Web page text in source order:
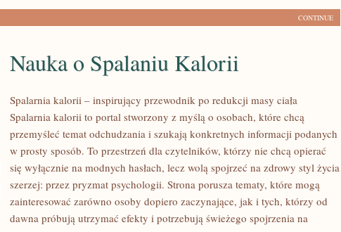
CONTINUE
NAUKA
SPALANIU
Nauka o Spalaniu Kalorii
Spalarnia kalorii – inspirujący przewodnik po redukcji masy ciała
Spalarnia kalorii to portal stworzony z myślą o osobach, które chcą
przemyśleć temat odchudzania i szukają konkretnych informacji podanych
w prosty sposób. To przestrzeń dla czytelników, którzy nie chcą opierać
się wyłącznie na modnych hasłach, lecz wolą spojrzeć na zdrowy styl życia
szerzej: przez pryzmat psychologii. Strona porusza tematy, które mogą
zainteresować zarówno osoby dopiero zaczynające, jak i tych, którzy od
dawna próbują utrzymać efekty i potrzebują świeżego spojrzenia na